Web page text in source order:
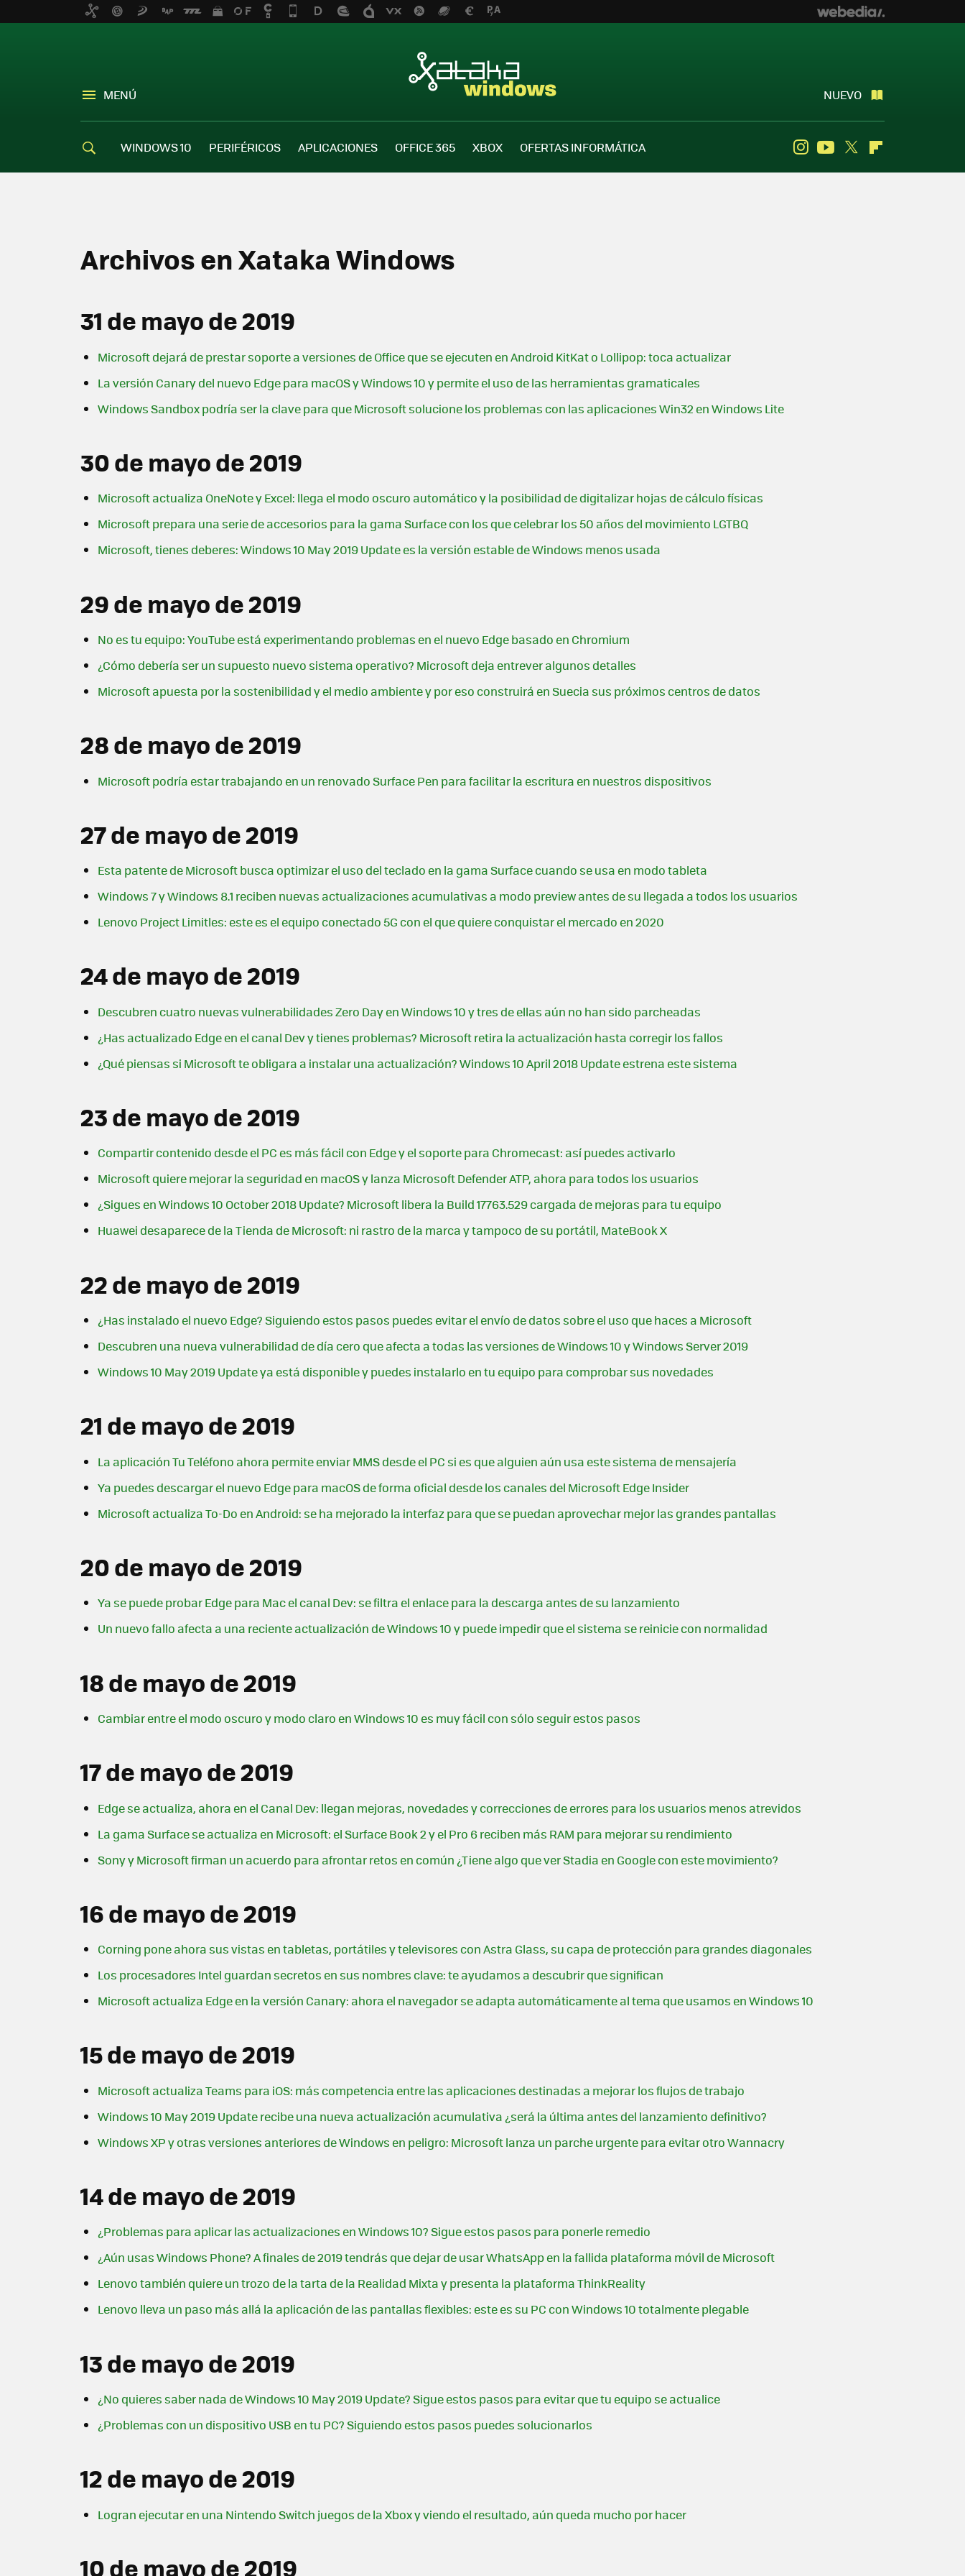
MENÚ NUEVO
WINDOWS 10 PERIFÉRICOS APLICACIONES OFFICE 365 XBOX OFERTAS INFORMÁTICA InstagramYoutube
Twitter
Archivos en Xataka Windows
31 de mayo de 2019
Microsoft dejará de prestar soporte a versiones de Office que se ejecuten en Android KitKat o Lollipop: toca actualizar
La versión Canary del nuevo Edge para macOS y Windows 10 y permite el uso de las herramientas gramaticales
Windows Sandbox podría ser la clave para que Microsoft solucione los problemas con las aplicaciones Win32 en Windows Lite
30 de mayo de 2019
Microsoft actualiza OneNote y Excel: llega el modo oscuro automático y la posibilidad de digitalizar hojas de cálculo físicas
Microsoft prepara una serie de accesorios para la gama Surface con los que celebrar los 50 años del movimiento LGTBQ
Microsoft, tienes deberes: Windows 10 May 2019 Update es la versión estable de Windows menos usada
29 de mayo de 2019
No es tu equipo: YouTube está experimentando problemas en el nuevo Edge basado en Chromium
¿Cómo debería ser un supuesto nuevo sistema operativo? Microsoft deja entrever algunos detalles
Microsoft apuesta por la sostenibilidad y el medio ambiente y por eso construirá en Suecia sus próximos centros de datos
28 de mayo de 2019
Microsoft podría estar trabajando en un renovado Surface Pen para facilitar la escritura en nuestros dispositivos
27 de mayo de 2019
Esta patente de Microsoft busca optimizar el uso del teclado en la gama Surface cuando se usa en modo tableta
Windows 7 y Windows 8.1 reciben nuevas actualizaciones acumulativas a modo preview antes de su llegada a todos los usuarios
Lenovo Project Limitles: este es el equipo conectado 5G con el que quiere conquistar el mercado en 2020
24 de mayo de 2019
Descubren cuatro nuevas vulnerabilidades Zero Day en Windows 10 y tres de ellas aún no han sido parcheadas
¿Has actualizado Edge en el canal Dev y tienes problemas? Microsoft retira la actualización hasta corregir los fallos
¿Qué piensas si Microsoft te obligara a instalar una actualización? Windows 10 April 2018 Update estrena este sistema
23 de mayo de 2019
Compartir contenido desde el PC es más fácil con Edge y el soporte para Chromecast: así puedes activarlo
Microsoft quiere mejorar la seguridad en macOS y lanza Microsoft Defender ATP, ahora para todos los usuarios
¿Sigues en Windows 10 October 2018 Update? Microsoft libera la Build 17763.529 cargada de mejoras para tu equipo
Huawei desaparece de la Tienda de Microsoft: ni rastro de la marca y tampoco de su portátil, MateBook X
22 de mayo de 2019
¿Has instalado el nuevo Edge? Siguiendo estos pasos puedes evitar el envío de datos sobre el uso que haces a Microsoft
Descubren una nueva vulnerabilidad de día cero que afecta a todas las versiones de Windows 10 y Windows Server 2019
Windows 10 May 2019 Update ya está disponible y puedes instalarlo en tu equipo para comprobar sus novedades
21 de mayo de 2019
La aplicación Tu Teléfono ahora permite enviar MMS desde el PC si es que alguien aún usa este sistema de mensajería
Ya puedes descargar el nuevo Edge para macOS de forma oficial desde los canales del Microsoft Edge Insider
Microsoft actualiza To-Do en Android: se ha mejorado la interfaz para que se puedan aprovechar mejor las grandes pantallas
20 de mayo de 2019
Ya se puede probar Edge para Mac el canal Dev: se filtra el enlace para la descarga antes de su lanzamiento
Un nuevo fallo afecta a una reciente actualización de Windows 10 y puede impedir que el sistema se reinicie con normalidad
18 de mayo de 2019
Cambiar entre el modo oscuro y modo claro en Windows 10 es muy fácil con sólo seguir estos pasos
17 de mayo de 2019
Edge se actualiza, ahora en el Canal Dev: llegan mejoras, novedades y correcciones de errores para los usuarios menos atrevidos
La gama Surface se actualiza en Microsoft: el Surface Book 2 y el Pro 6 reciben más RAM para mejorar su rendimiento
Sony y Microsoft firman un acuerdo para afrontar retos en común ¿Tiene algo que ver Stadia en Google con este movimiento?
16 de mayo de 2019
Corning pone ahora sus vistas en tabletas, portátiles y televisores con Astra Glass, su capa de protección para grandes diagonales
Los procesadores Intel guardan secretos en sus nombres clave: te ayudamos a descubrir que significan
Microsoft actualiza Edge en la versión Canary: ahora el navegador se adapta automáticamente al tema que usamos en Windows 10
15 de mayo de 2019
Microsoft actualiza Teams para iOS: más competencia entre las aplicaciones destinadas a mejorar los flujos de trabajo
Windows 10 May 2019 Update recibe una nueva actualización acumulativa ¿será la última antes del lanzamiento definitivo?
Windows XP y otras versiones anteriores de Windows en peligro: Microsoft lanza un parche urgente para evitar otro Wannacry
14 de mayo de 2019
¿Problemas para aplicar las actualizaciones en Windows 10? Sigue estos pasos para ponerle remedio
¿Aún usas Windows Phone? A finales de 2019 tendrás que dejar de usar WhatsApp en la fallida plataforma móvil de Microsoft
Lenovo también quiere un trozo de la tarta de la Realidad Mixta y presenta la plataforma ThinkReality
Lenovo lleva un paso más allá la aplicación de las pantallas flexibles: este es su PC con Windows 10 totalmente plegable
13 de mayo de 2019
¿No quieres saber nada de Windows 10 May 2019 Update? Sigue estos pasos para evitar que tu equipo se actualice
¿Problemas con un dispositivo USB en tu PC? Siguiendo estos pasos puedes solucionarlos
12 de mayo de 2019
Logran ejecutar en una Nintendo Switch juegos de la Xbox y viendo el resultado, aún queda mucho por hacer
10 de mayo de 2019